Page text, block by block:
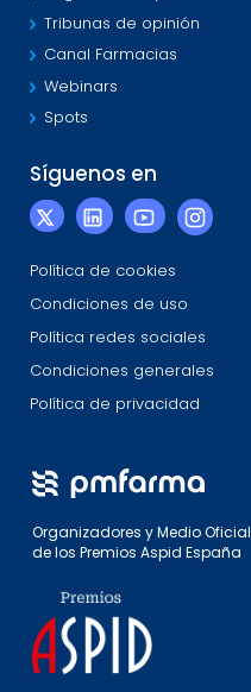
Tribunas de opinión
Canal Farmacias
Webinars
Spots
Síguenos en
Política de cookies
Condiciones de uso
Política redes sociales
Condiciones generales
Política de privacidad
Organizadores y Medio Oficial
de los Premios Aspid España